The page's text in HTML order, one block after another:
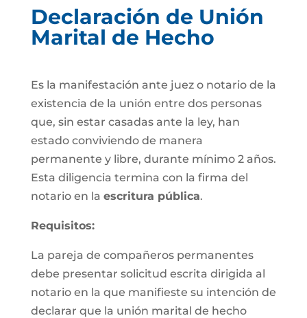
Declaración de Unión
Marital de Hecho
Es la manifestación ante juez o notario de la
existencia de la unión entre dos personas
que, sin estar casadas ante la ley, han
estado conviviendo de manera
permanente y libre, durante mínimo 2 años.
Esta diligencia termina con la firma del
notario en la escritura pública.
Requisitos:
La pareja de compañeros permanentes
debe presentar solicitud escrita dirigida al
notario en la que manifieste su intención de
declarar que la unión marital de hecho